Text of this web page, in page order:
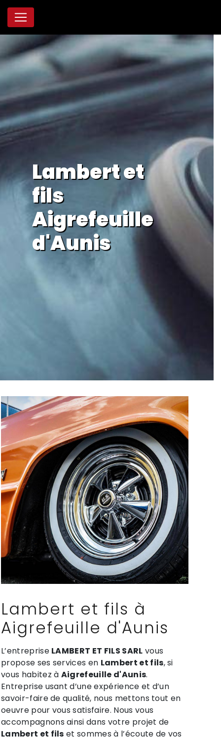
Panneau de gestion des cookies
Lambert et
fils
Aigrefeuille
d'Aunis
Lambert et fils à
Aigrefeuille d'Aunis
L’entreprise LAMBERT ET FILS SARL vous
propose ses services en Lambert et fils, si
vous habitez à Aigrefeuille d'Aunis.
Entreprise usant d’une expérience et d’un
savoir-faire de qualité, nous mettons tout en
oeuvre pour vous satisfaire. Nous vous
accompagnons ainsi dans votre projet de
Lambert et fils et sommes à l’écoute de vos